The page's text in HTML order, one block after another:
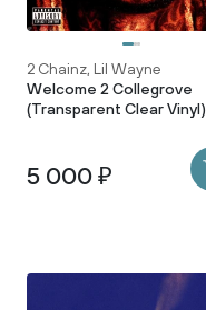
2 Chainz, Lil Wayne
Welcome 2 Collegrove
(Transparent Clear Vinyl)
5 000 ₽